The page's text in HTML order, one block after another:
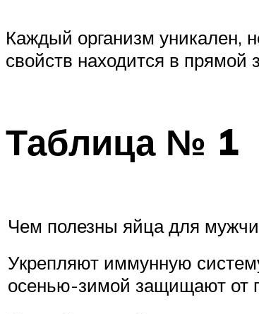
Каждый организм уникален,
свойств находится в прямой
Таблица № 1
Чем полезны яйца для
Укрепляют иммунную
осенью-зимой защищают от